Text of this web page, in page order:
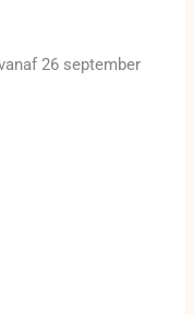
26 september